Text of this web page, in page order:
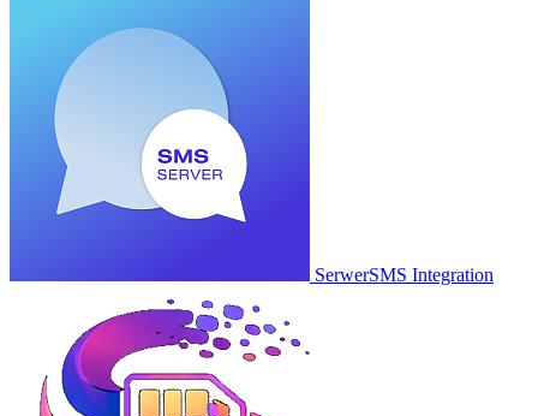
SerwerSMS Integration